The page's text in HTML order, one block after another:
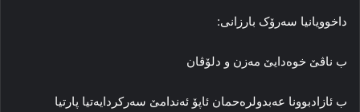
داخوویانیا سه‌رۆک بارزانی:
ب ناڤێ خوه‌دایێ مه‌زن و دلۆڤان
ب ئازادبوونا عەبدولره‌حمان ئاپۆ ئه‌ندامێ سه‌رکردایه‌تیا پارتیا